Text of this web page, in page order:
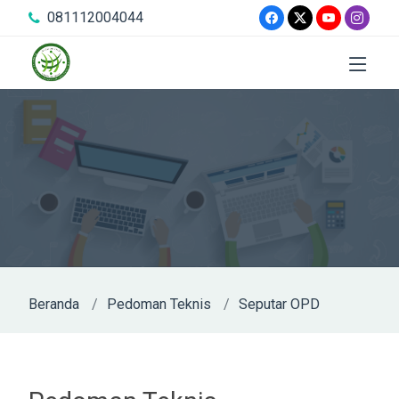
081112004044
Beranda Pedoman Teknis Seputar OPD